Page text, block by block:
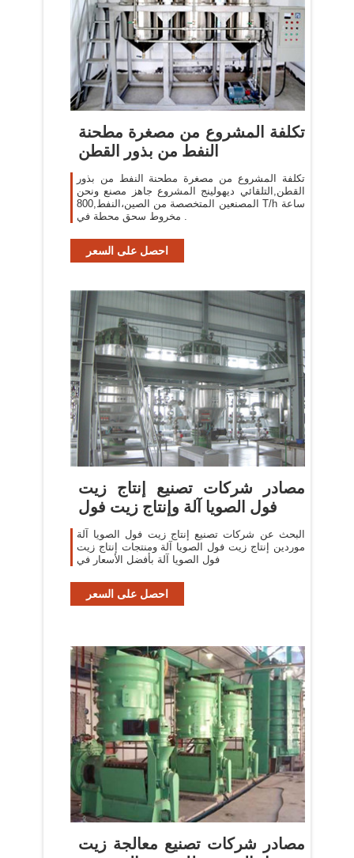
تكلفة المشروع من مصغرة مطحنة
النفط من بذور القطن
تكلفة المشروع من مصغرة مطحنة النفط من بذور
القطن,التلقائي ديهولينج المشروع جاهز مصنع ونحن
المصنعين المتخصصة من الصين،النفط,800 T/h ساعة
مخروط سحق محطة في .
احصل على السعر
مصادر شركات تصنيع إنتاج زيت
فول الصويا آلة وإنتاج زيت فول
البحث عن شركات تصنيع إنتاج زيت فول الصويا آلة
موردين إنتاج زيت فول الصويا آلة ومنتجات إنتاج زيت
فول الصويا آلة بأفضل الأسعار في
احصل على السعر
مصادر شركات تصنيع معالجة زيت